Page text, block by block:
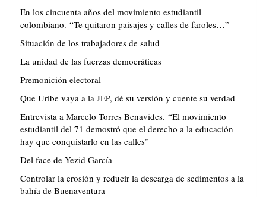
En los cincuenta años del movimiento estudiantil
colombiano. “Te quitaron paisajes y calles de faroles…”
Situación de los trabajadores de salud
La unidad de las fuerzas democráticas
Premonición electoral
Que Uribe vaya a la JEP, dé su versión y cuente su verdad
Entrevista a Marcelo Torres Benavides. “El movimiento
estudiantil del 71 demostró que el derecho a la educación
hay que conquistarlo en las calles”
Del face de Yezid García
Controlar la erosión y reducir la descarga de sedimentos a la
bahía de Buenaventura